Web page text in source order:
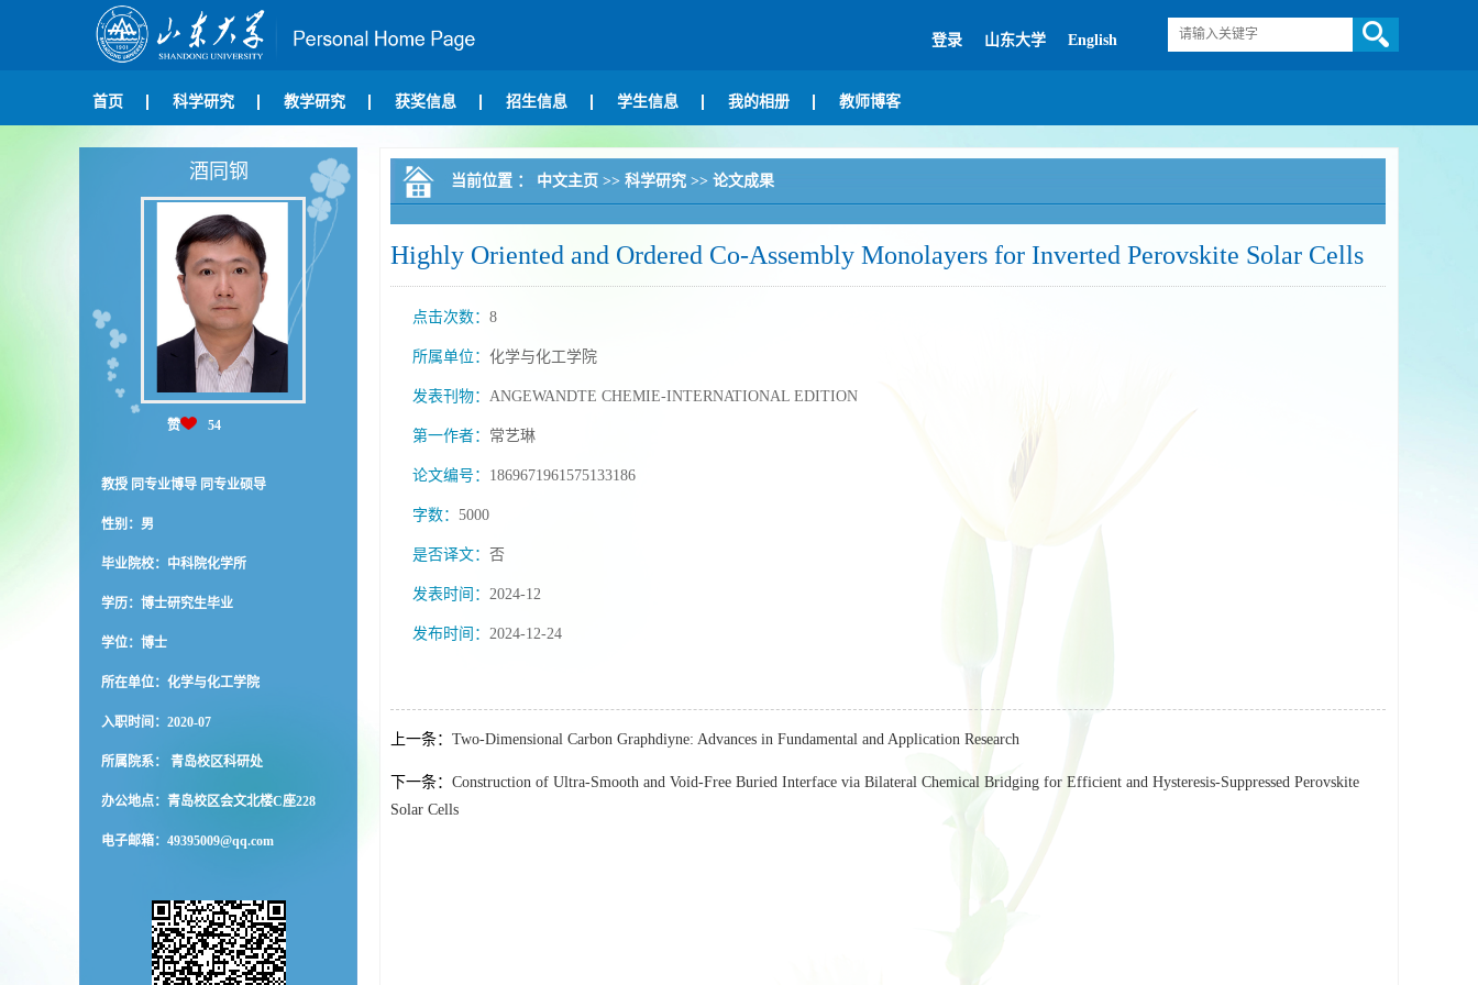
登录 山东大学 English
首页 科学研究 教学研究 获奖信息 招生信息 学生信息 我的相册 教师博客
酒同钢
赞 54
教授 同专业博导 同专业硕导
性别：男
毕业院校：中科院化学所
学历：博士研究生毕业
学位：博士
所在单位：化学与化工学院
入职时间：2020-07
所属院系： 青岛校区科研处
办公地点：青岛校区会文北楼C座228
电子邮箱： 49395009@qq.com
当前位置 ： 中文主页 >> 科学研究 >> 论文成果
Highly Oriented and Ordered Co-Assembly Monolayers for Inverted Perovskite Solar Cells
点击次数： 8
所属单位： 化学与化工学院
发表刊物： ANGEWANDTE CHEMIE-INTERNATIONAL EDITION
第一作者： 常艺琳
论文编号： 1869671961575133186
字数： 5000
是否译文： 否
发表时间： 2024-12
发布时间： 2024-12-24
上一条： Two-Dimensional Carbon Graphdiyne: Advances in Fundamental and Application Research
下一条： Construction of Ultra-Smooth and Void-Free Buried Interface via Bilateral Chemical Bridging for Efficient and Hysteresis-Suppressed Perovskite
Solar Cells